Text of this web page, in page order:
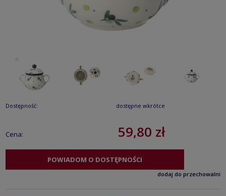
Dostępność: dostępne wkrótce
Cena: 59,80 zł
POWIADOM O DOSTĘPNOŚCI
dodaj do przechowalni